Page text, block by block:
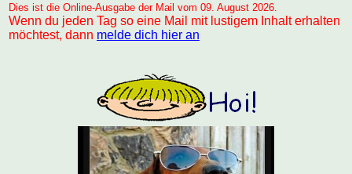
Dies ist die Online-Ausgabe der Mail vom 09. August 2026.
Wenn du jeden Tag so eine Mail mit lustigem Inhalt erhalten
möchtest, dann melde dich hier an